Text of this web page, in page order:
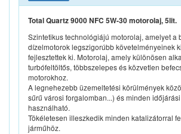
Total Quartz 9000 NFC 5W-30 motorolaj, 5lit.
Szintetikus technológiájú motorolaj, amelyet a
dízelmotorok legszigorúbb követelményeinek
fejlesztettek ki. Motorolaj, amely különösen
turbófeltöltős, többszelepes és közvetlen
motorokhoz.
A legnehezebb üzemeltetési körülmények
sűrű városi forgalomban...) és minden
használható.
Tökéletesen illeszkedik minden katalizátorral
járműhöz.